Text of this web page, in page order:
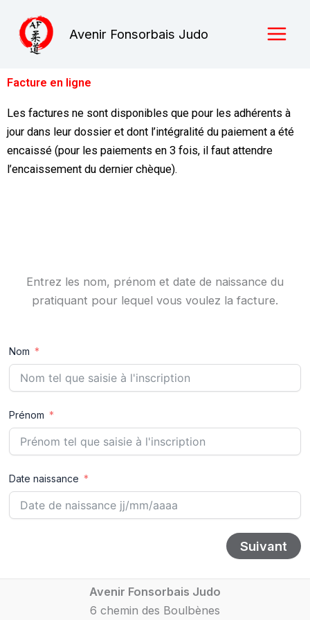
contenu
Avenir Fonsorbais Judo
Facture en ligne
Les factures ne sont disponibles que pour les adhérents à
jour dans leur dossier et dont l’intégralité du paiement a été
encaissé (pour les paiements en 3 fois, il faut attendre
l’encaissement du dernier chèque).
Entrez les nom, prénom et date de naissance du
pratiquant pour lequel vous voulez la facture.
Nom
Prénom
Date naissance
Suivant
Avenir Fonsorbais Judo
6 chemin des Boulbènes